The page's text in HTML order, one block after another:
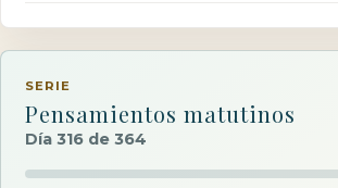
SERIE
Pensamientos matutinos
Día 316 de 364